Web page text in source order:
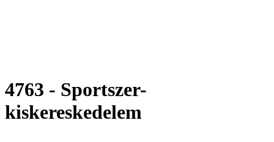
4763 - Sportszer-
kiskereskedelem